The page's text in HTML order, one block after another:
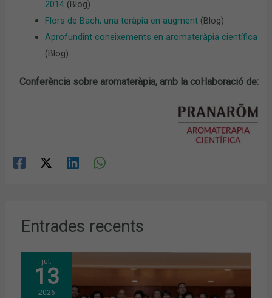
2014 (Blog)
Flors de Bach, una teràpia en augment (Blog)
Aprofundint coneixements en aromateràpia científica
(Blog)
Conferència sobre aromateràpia, amb la col·laboració de:
Entrades recents
jul.
13
2026